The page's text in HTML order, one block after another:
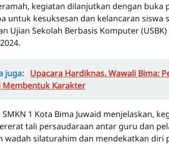
kegiatan dilanjutkan dengan buka
untuk kesuksesan dan kelancaran siswa
Ujian Sekolah Berbasis Komputer
juga: Upacara Hardiknas, Wawali Bima:
Membentuk Karakter
SMKN 1 Kota Bima Juwaid menjelaskan,
tali persaudaraan antar guru dan
wadah silaturahim dan mendekatkan diri